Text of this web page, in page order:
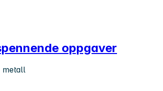
oppgaver
metall